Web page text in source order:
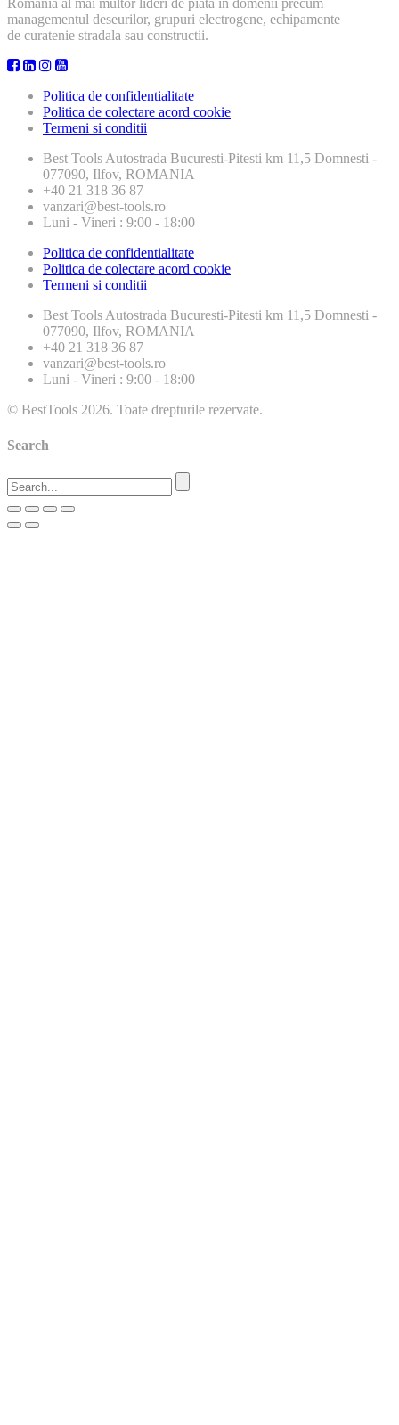
Romania al mai multor lideri de piata in domenii precum
managementul deseurilor, grupuri electrogene, echipamente
de curatenie stradala sau constructii.
Politica de confidentialitate
Politica de colectare acord cookie
Termeni si conditii
Best ToolsAutostrada Bucuresti-Pitesti km 11,5 Domnesti -
077090, Ilfov, ROMANIA
+40 21 318 36 87
vanzari@best-tools.ro
Luni - Vineri : 9:00 - 18:00
Politica de confidentialitate
Politica de colectare acord cookie
Termeni si conditii
Best ToolsAutostrada Bucuresti-Pitesti km 11,5 Domnesti -
077090, Ilfov, ROMANIA
+40 21 318 36 87
vanzari@best-tools.ro
Luni - Vineri : 9:00 - 18:00
© BestTools 2026. Toate drepturile rezervate.
Search